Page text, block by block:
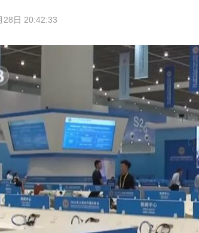
天天学习 央视快评 央视网评
播中国 4K专区 全
人生第一次 人生第
杯 2026年冬奥会 CBA NBA 中超
生活体育大会 体育江湖 文化体育 冰雪道
境 一带一路 央博 非遗 文化 旅游
云顶对话 云起 超级工厂 智敬中国
28日 20:42:33